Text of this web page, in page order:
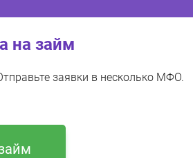
на займ
заявки в несколько МФО.